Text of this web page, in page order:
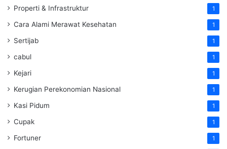
Properti & Infrastruktur 1
Cara Alami Merawat Kesehatan 1
Sertijab 1
cabul 1
Kejari 1
Kerugian Perekonomian Nasional 1
Kasi Pidum 1
Cupak 1
Fortuner 1